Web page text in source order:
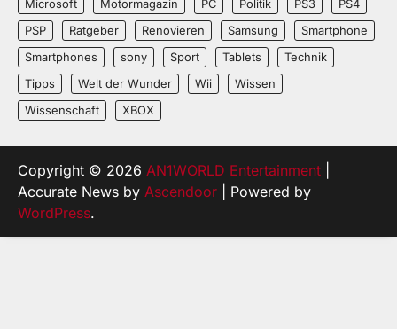
Microsoft
Motormagazin PC Politik PS3
PS4
PSP
Ratgeber Renovieren Samsung
Smartphone
Smartphones
sony Sport Tablets
Technik
Tipps
Welt der Wunder Wii
Wissen
Wissenschaft
XBOX
Copyright © 2026 AN1WORLD Entertainment
Accurate News by Ascendoor | Powered by
WordPress.